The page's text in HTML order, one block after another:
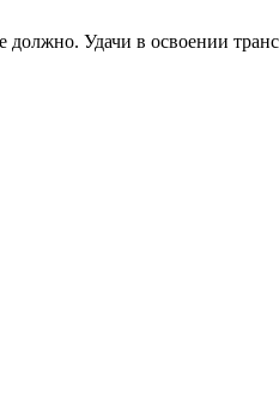
Удачи в освоении